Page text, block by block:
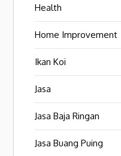
Health
Home Improvement
Ikan Koi
Jasa
Jasa Baja Ringan
Jasa Buang Puing